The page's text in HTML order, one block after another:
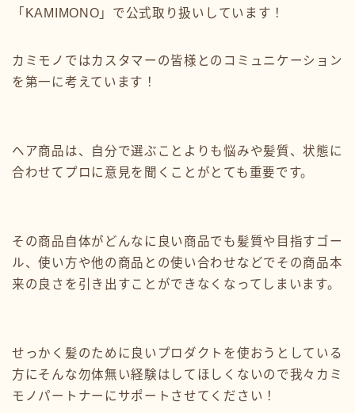
「KAMIMONO」で公式取り扱いしています！
カミモノではカスタマーの皆様とのコミュニケーション
を第一に考えています！
ヘア商品は、自分で選ぶことよりも悩みや髪質、状態に
合わせてプロに意見を聞くことがとても重要です。
その商品自体がどんなに良い商品でも髪質や目指すゴー
ル、使い方や他の商品との使い合わせなどでその商品本
来の良さを引き出すことができなくなってしまいます。
せっかく髪のために良いプロダクトを使おうとしている
方にそんな勿体無い経験はしてほしくないので我々カミ
モノパートナーにサポートさせてください！